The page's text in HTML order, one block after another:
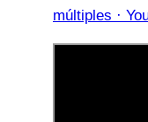
múltiples ·